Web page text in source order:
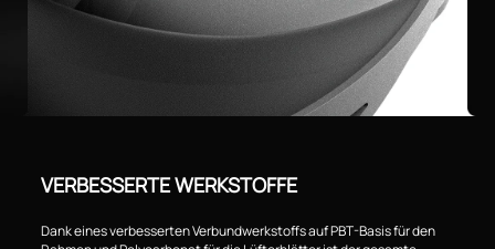
VERBESSERTE WERKSTOFFE
Dank eines verbesserten Verbundwerkstoffs auf PBT-Basis für den